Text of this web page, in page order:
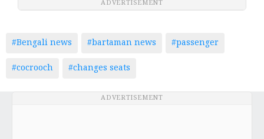
ADVERTISEMENT
#Bengali news #bartaman news
#passenger
#cocrooch
#changes seats
ADVERTISEMENT